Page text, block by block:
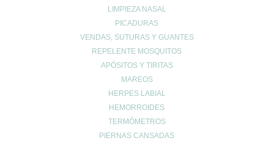
LIMPIEZA NASAL
PICADURAS
VENDAS, SUTURAS Y GUANTES
REPELENTE MOSQUITOS
APÓSITOS Y TIRITAS
MAREOS
HERPES LABIAL
HEMORROIDES
TERMÓMETROS
PIERNAS CANSADAS
INFO LEGAL